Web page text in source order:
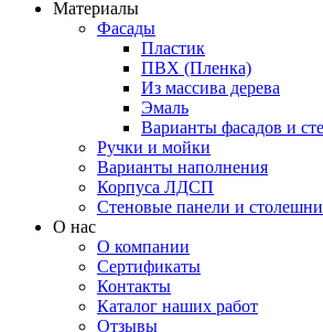
Материалы
Фасады
Пластик
ПВХ (Пленка)
Из массива дерева
Эмаль
Варианты фасадов и
Ручки и мойки
Варианты наполнения
Корпуса ЛДСП
Стеновые панели и
О нас
О компании
Сертификаты
Контакты
Каталог наших работ
Отзывы